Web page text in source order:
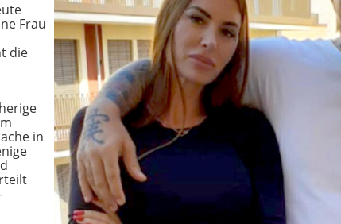
Frau
die
in